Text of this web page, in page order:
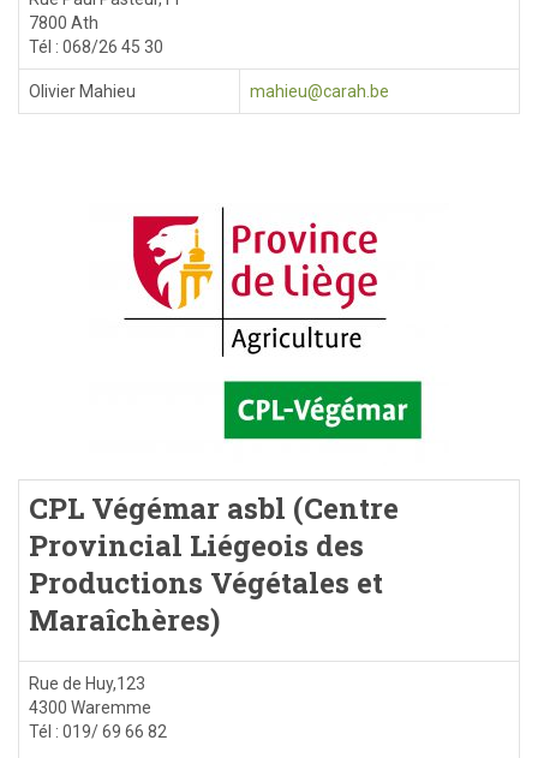
7800 Ath
Tél : 068/26 45 30
Olivier Mahieu mahieu@carah.be
CPL Végémar asbl (Centre
Provincial Liégeois des
Productions Végétales et
Maraîchères)
Rue de Huy,123
4300 Waremme
Tél : 019/ 69 66 82